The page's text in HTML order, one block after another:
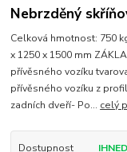
Nebrzděný
Celková hmotnost: 750
x 1250 x 1500 mm
přívěsného vozíku
přívěsného vozíku z
zadních dveří- Po... celý
Dostupnost